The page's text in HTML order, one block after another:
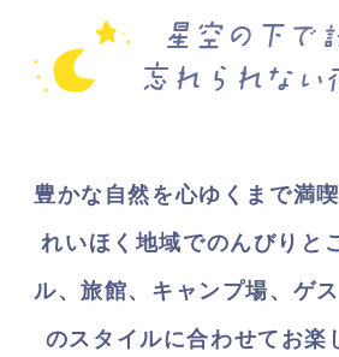
豊かな自然を心ゆくまで満
れいほく地域でのんびりと
ル、旅館、キャンプ場、ゲ
のスタイルに合わせてお楽